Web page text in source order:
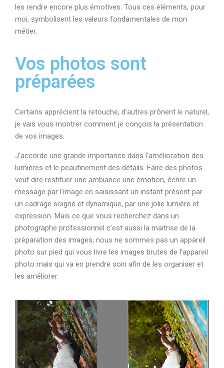
les rendre encore plus émotives. Tous ces éléments, pour
moi, symbolisent les valeurs fondamentales de mon
métier.
Vos photos sont
préparées
Certains apprécient la retouche, d’autres prônent le naturel,
je vais vous montrer comment je conçois la présentation
de vos images.
J’accorde une grande importance dans l’amélioration des
lumières et le peaufinement des détails. Faire des photos
veut dire restituer une ambiance une émotion, écrire un
message par l’image en saisissant un instant présent par
un cadrage soigné et dynamique, par une jolie lumière et
expression. Mais ce que vous recherchez dans un
photographe professionnel c’est aussi la maitrise de la
préparation des images, nous ne sommes pas un appareil
photo sur pied qui vous livre les images brutes de l’appareil
photo mais qui va en prendre soin afin de les organiser et
les améliorer.